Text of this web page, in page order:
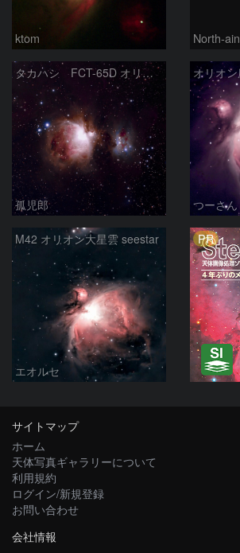
ktom North-ain
タカハシ FCT-65D オリオン大星雲
孤児郎 つーさん
M42 オリオン大星雲 seestar
エオルセ
PR
サイトマップ
ホーム
天体写真ギャラリーについて
利用規約
ログイン/新規登録
お問い合わせ
会社情報